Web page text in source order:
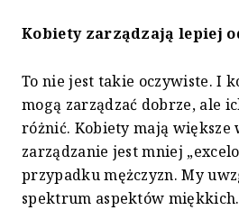
Kobiety zarządzają lepiej
To nie jest takie oczywiste. I
mogą zarządzać dobrze, ale
różnić. Kobiety mają większe
zarządzanie jest mniej
przypadku mężczyzn. My
spektrum aspektów